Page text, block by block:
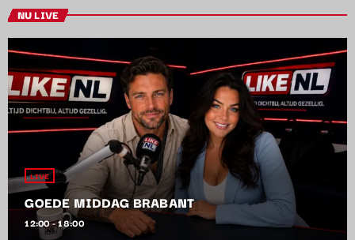
NU LIVE
LIVE
GOEDE MIDDAG BRABANT
12:00 - 18:00